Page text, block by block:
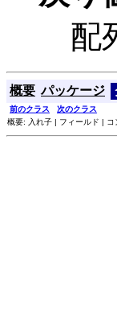
配
概要 パッケージ
前のクラス
次のクラス
概要: 入れ子 | フィールド | コ